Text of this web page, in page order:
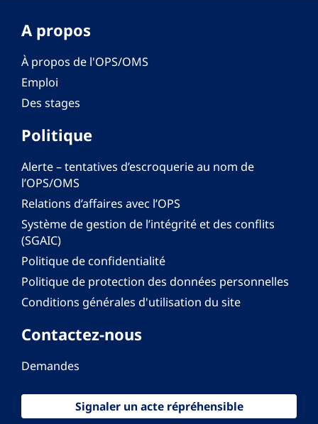
A propos
À propos de l'OPS/OMS
Emploi
Des stages
Politique
Alerte – tentatives d’escroquerie au nom de
l’OPS/OMS
Relations d’affaires avec l’OPS
Système de gestion de l’intégrité et des conflits
(SGAIC)
Politique de confidentialité
Politique de protection des données personnelles
Conditions générales d'utilisation du site
Contactez-nous
Demandes
Signaler un acte répréhensible